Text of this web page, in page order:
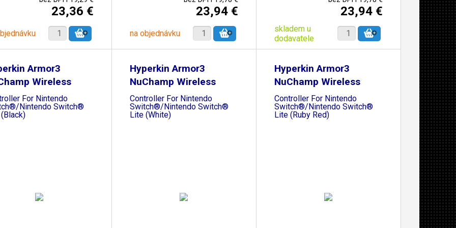
23,36 € 23,94 €
na objednávku
23,94 €
skladem u
dodavatele
Armor3
Wireless
For Nintendo
Nintendo Switch®
Hyperkin Armor3
NuChamp Wireless
Game
Controller For Nintendo
Switch®/Nintendo Switch®
Lite (White)
Hyperkin Armor3
NuChamp Wireless
Game
Controller For Nintendo
Switch®/Nintendo Switch®
Lite (Ruby Red)